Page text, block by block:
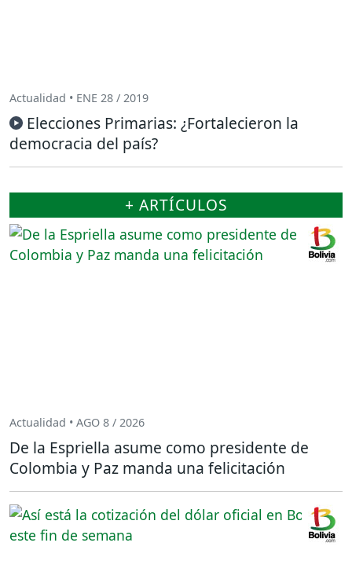
Actualidad • ENE 28 / 2019
Elecciones Primarias: ¿Fortalecieron la
democracia del país?
+ ARTÍCULOS
Actualidad • AGO 8 / 2026
De la Espriella asume como presidente de
Colombia y Paz manda una felicitación